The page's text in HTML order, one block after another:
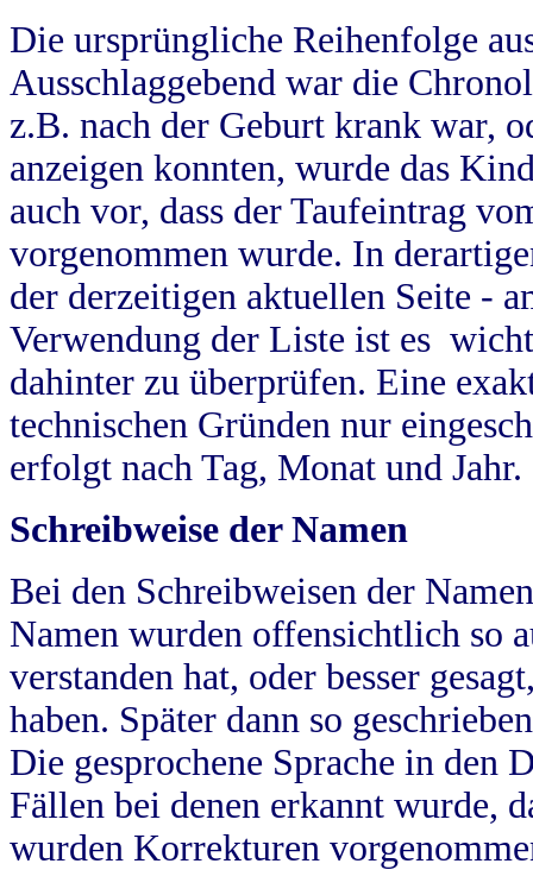
Die ursprüngliche Reihenfolge
Ausschlaggebend war die
z.B. nach der Geburt krank war,
anzeigen konnten, wurde das
auch vor, dass der Taufeintrag
vorgenommen wurde. In
der derzeitigen aktuellen Seite -
Verwendung der Liste ist es
dahinter zu überprüfen. Eine
technischen Gründen nur
erfolgt nach Tag, Monat und Jahr.
Schreibweise der Namen
Bei den Schreibweisen der
Namen wurden offensichtlich so
verstanden hat, oder besser
haben. Später dann so
Die gesprochene Sprache in
Fällen bei denen erkannt wurde,
wurden Korrekturen